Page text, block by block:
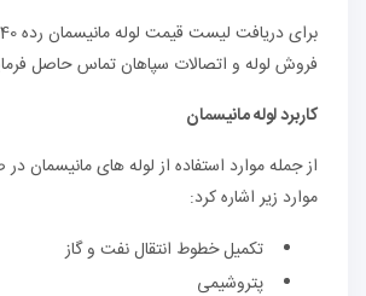
فروش لوله و اتصالات سپاهان تماس حاصل
کاربرد لوله مانیسمان
از جمله موارد استفاده از لوله های مانیسمان
موارد زیر اشاره کرد:
تکمیل خطوط انتقال نفت و گاز
پتروشیمی